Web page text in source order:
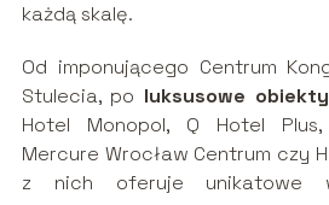
każdą skalę.
Od imponującego Centrum
Stulecia, po luksusowe
Hotel Monopol, Q Hotel
Mercure Wrocław Centrum czy
z nich oferuje unikatowe